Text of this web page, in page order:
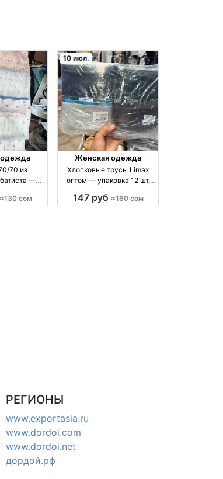
70 из
—
Китай
≈130 сом
10 июл.
Женская одежда
Хлопковые трусы Limax
оптом — упаковка 12 шт,
производство Киргизия
147 руб ≈160 сом
РЕГИОНЫ
www.exportasia.ru
www.dordoi.com
www.dordoi.net
дордой.рф